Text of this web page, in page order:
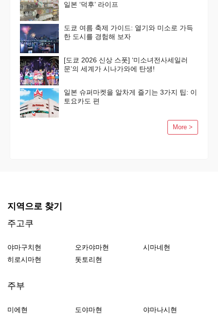
일본 ‘덕후’ 라이프
도쿄 여름 축제 가이드: 열기와 미소로 가득
한 도시를 경험해 보자
[도쿄 2026 신상 스폿] ‘미소녀전사세일러
문’의 세계가 시나가와에 탄생!
일본 슈퍼마켓을 알차게 즐기는 3가지 팁: 이
토요카도 편
More >
지역으로 찾기
주고쿠
야마구치현 오카야마현
시마네현
히로시마현
돗토리현
주부
미에현 도야마현
야마나시현